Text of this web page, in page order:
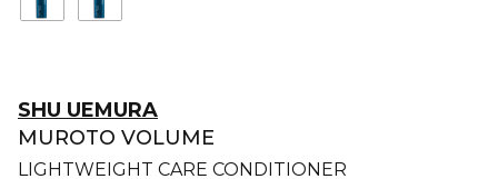
SHU UEMURA
MUROTO VOLUME
LIGHTWEIGHT CARE CONDITIONER